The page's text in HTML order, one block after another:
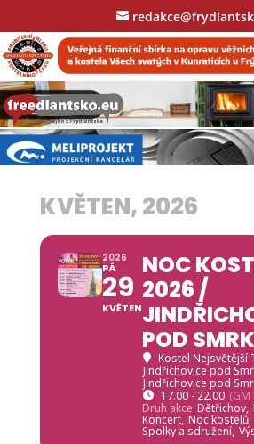
KVĚTEN, 2026
2026
PÁ
29
KVĚTEN
NOC
2026 /
POD
Kostel Nejsvětější
Jindřichovice pod
Jindřichovice pod
17.00 - 22.00
Druh akce Dětřichov,
Koncert, Noc kostelů,
Spolky a sdružení,